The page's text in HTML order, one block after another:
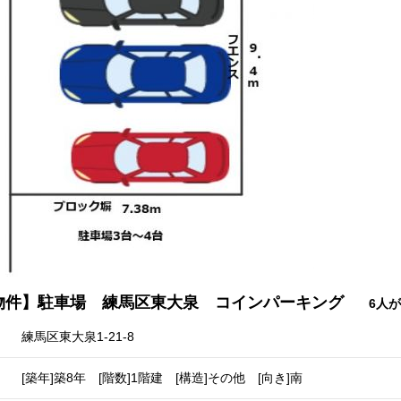
件】駐車場 練馬区東大泉 コインパーキング 6人
練馬区東大泉1-21-8
[築年]築8年 [階数]1階建 [構造]その他 [向き]南